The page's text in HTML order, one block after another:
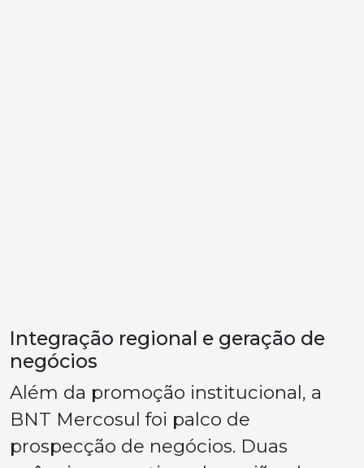
Integração regional e geração de
negócios
Além da promoção institucional, a
BNT Mercosul foi palco de
prospecção de negócios. Duas